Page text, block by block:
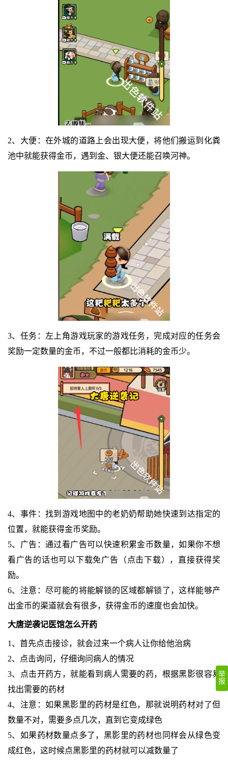
2、大便：在外城的道路上会出现大便，将他们搬运到化粪
池中就能获得金币，遇到金、银大便还能召唤河神。
3、任务：左上角游戏玩家的游戏任务，完成对应的任务会
奖励一定数量的金币，不过一般都比消耗的金币少。
4、事件：找到游戏地图中的老奶奶帮助她快速到达指定的
位置，就能获得金币奖励。
5、广告：通过看广告可以快速积累金币数量，如果你不想
看广告的话也可以下载免广告（点击下载），直接获得奖
励。
6、注意：尽可能的将能解锁的区域都解锁了，这样能够产
出金币的渠道就会有很多，获得金币的速度也会加快。
大唐逆袭记医馆怎么开药
1、首先点击接诊，就会过来一个病人让你给他治病
2、点击询问，仔细询问病人的情况
3、点击开药方，就能看到病人需要的药，根据黑影很容易
找出需要的药材
4、注意：如果黑影里的药材是红色，那就说明药材对了但
数量不对，需要多点几次，直到它变成绿色
5、如果药材数量点多了，黑影里的药材也同样会从绿色变
成红色，这时候点黑影里的药材就可以减数量了
举
报